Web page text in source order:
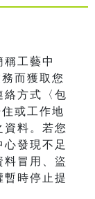
稱工藝中
而獲取您
絡方式〈包
或工作地
資料。若您
發現不足
料冒用、盜
暫時停止提